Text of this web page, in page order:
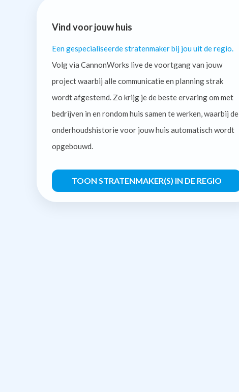
Vind voor jouw huis
Een gespecialiseerde stratenmaker bij jou uit de regio.
Volg via CannonWorks live de voortgang van jouw
project waarbij alle communicatie en planning strak
wordt afgestemd. Zo krijg je de beste ervaring om met
bedrijven in en rondom huis samen te werken, waarbij de
onderhoudshistorie voor jouw huis automatisch wordt
opgebouwd.
TOON STRATENMAKER(S) IN DE REGIO